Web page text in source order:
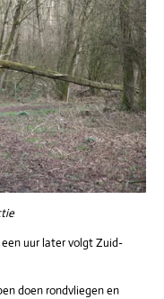
uur later volgt Zuid-
doen rondvliegen en